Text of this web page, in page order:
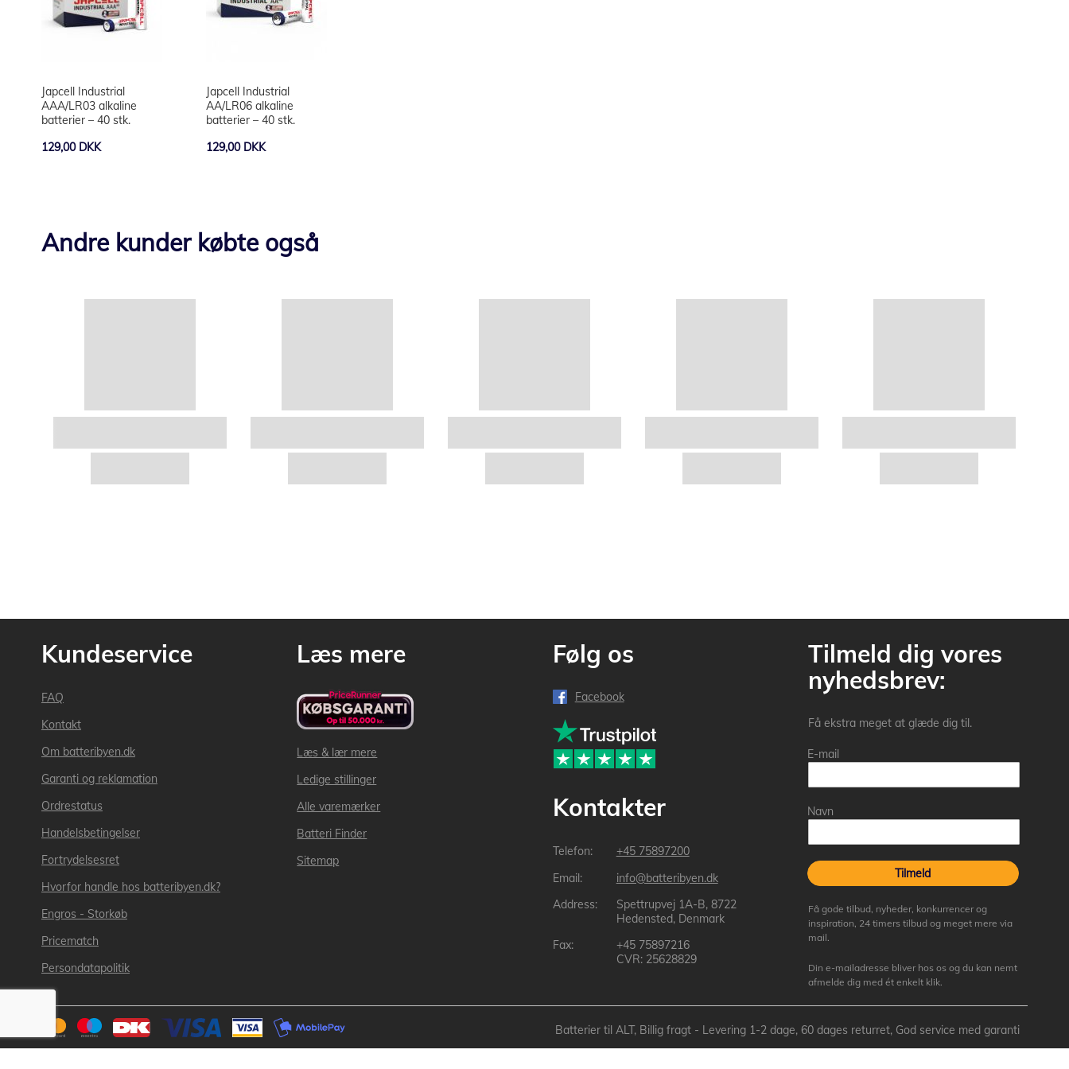
Japcell Industrial
AAA/LR03 alkaline
batterier – 40 stk.
129,00 DKK
Japcell Industrial
AA/LR06 alkaline
batterier – 40 stk.
129,00 DKK
Andre kunder købte også
Kundeservice
FAQ
Kontakt
Om batteribyen.dk
Garanti og reklamation
Ordrestatus
Handelsbetingelser
Fortrydelsesret
Hvorfor handle hos batteribyen.dk?
Engros - Storkøb
Pricematch
Persondatapolitik
Læs mere
Læs & lær mere
Ledige stillinger
Alle varemærker
Batteri Finder
Sitemap
Følg os
Facebook
Kontakter
+45 75897200
info@batteribyen.dk
Spettrupvej 1A-B, 8722
Hedensted, Denmark
+45 75897216
CVR: 25628829
Tilmeld dig vores
nyhedsbrev:
Få ekstra meget at glæde dig til.
E-mail
Navn
Tilmeld
Få gode tilbud, nyheder, konkurrencer og
inspiration, 24 timers tilbud og meget mere via
mail.
Din e-mailadresse bliver hos os og du kan nemt
afmelde dig med ét enkelt klik.
Batterier til ALT, Billig fragt - Levering 1-2 dage, 60 dages returret, God service med garanti